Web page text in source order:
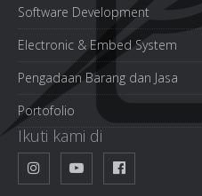
Software Development
Electronic & Embed System
Pengadaan Barang dan Jasa
Portofolio
Ikuti kami di